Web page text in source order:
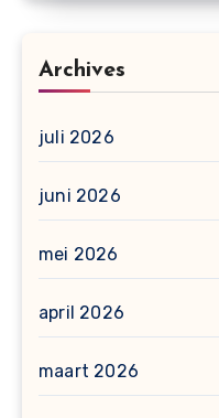
Archives
juli 2026
juni 2026
mei 2026
april 2026
maart 2026